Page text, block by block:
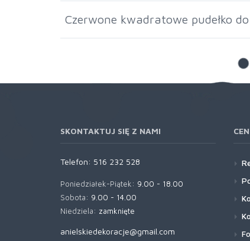
Czerwone kwadratowe pudełko
SKONTAKTUJ SIĘ Z NAMI
Telefon: 516 232 528
Poniedziałek-Piątek: 9.00 - 18.00
Sobota: 9.00 - 14.00
Niedziela: zamknięte
anielskiedekoracje@gmail.com